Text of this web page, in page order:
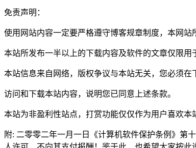
免责声明：
使用网站内容一定要严格遵守博客规章制度，本网
本站所发布一半以上的下载内容及软件的文章仅限
本站信息来自网络，版权争议与本站无关，您必须
访问和下载本站内容，说明您已同意上述条款。
本站为非盈利性站点，打赏功能仅仅作为用户喜欢本
附: 二零零二年一月一日《计算机软件保护条例》第